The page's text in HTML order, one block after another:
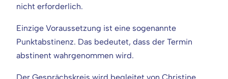
nicht erforderlich.
Einzige Voraussetzung ist eine sogenannte
Punktabstinenz. Das bedeutet, dass der Termin
abstinent wahrgenommen wird.